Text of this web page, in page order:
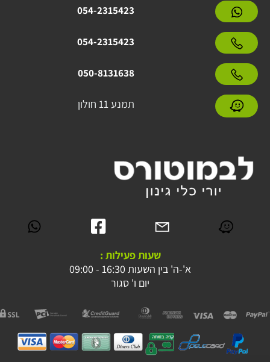
054-2315423
054-2315423
050-8131638
תמנע 11 חולון
שעות פעילות :
א'-ה' בין השעות 16:30 - 09:00
יום ו' סגור